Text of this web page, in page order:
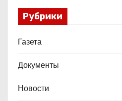
Рубрики
Газета
Документы
Новости